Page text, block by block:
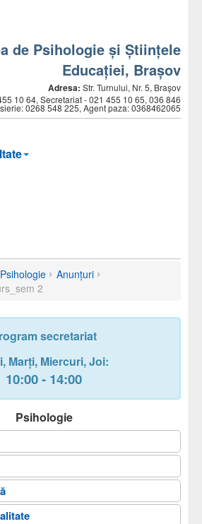
de Psihologie și Științele
Educației, Brașov
Adresa: Str. Turnului, Nr. 5, Brașov
10 64, Secretariat - 021 455 10 65, 036 846
0268 548 225, Agent paza: 0368462065
Psihologie
Anunțuri
2
secretariat
Marți, Miercuri, Joi:
10:00 - 14:00
Psihologie